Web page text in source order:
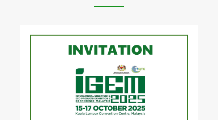
Ano ang gumagawa ng isang solar
solusyon sa pundasyon para sa mga
modernong solar na proyekto?
Tingnan ang Higit Pa >>